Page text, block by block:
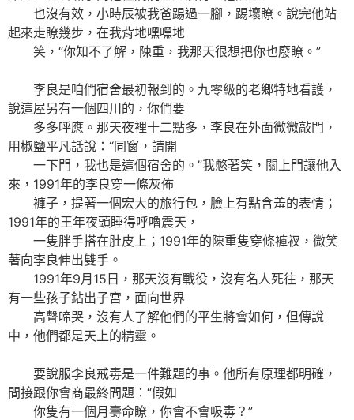
也沒有效，小時辰被我爸踢過一腳，踢壞瞭。說完他站
起來走瞭幾步，在我背地嘿嘿地
笑，“你知不了解，陳重，我那天很想把你也廢瞭。”
李良是咱們宿舍最初報到的。九零級的老鄉特地看護，
說這屋另有一個四川的，你們要
多多呼應。那天夜裡十二點多，李良在外面微微敲門，
用椒鹽平凡話說：“同窗，請開
一下門，我也是這個宿舍的。”我憋著笑，關上門讓他入
來，1991年的李良穿一條灰佈
褲子，提著一個宏大的旅行包，臉上有點含羞的表情；
1991年的王年夜頭睡得呼嚕震天，
一隻胖手搭在肚皮上；1991年的陳重隻穿條褲衩，微笑
著向李良伸出雙手。
1991年9月15日，那天沒有戰役，沒有名人死往，那天
有一些孩子鉆出子宮，面向世界
高聲啼哭，沒有人了解他們的平生將會如何，但傳說
中，他們都是天上的精靈。
要說服李良戒毒是一件難題的事。他所有原理都明確，
間接跟你會商最終問題：“假如
你隻有一個月壽命瞭，你會不會吸毒？”